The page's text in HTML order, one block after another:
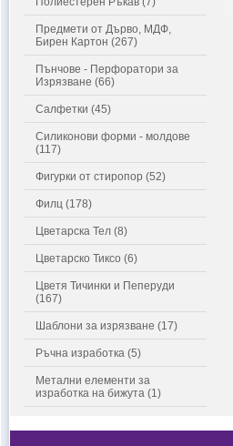
Предмети от Дърво, МДФ,
Бирен Картон (267)
Пънчове - Перфоратори за
Изрязване (66)
Салфетки (45)
Силиконови форми - молдове
(117)
Фигурки от стиропор (52)
Филц (178)
Цветарска Тел (8)
Цветарско Тиксо (6)
Цветя Тичинки и Пеперуди
(167)
Шаблони за изрязване (17)
Ръчна изработка (5)
Метални елементи за
изработка на бижута (1)